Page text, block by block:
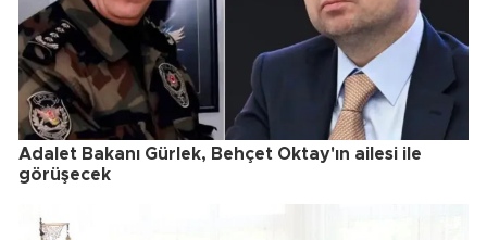
Adalet Bakanı Gürlek, Behçet Oktay'ın ailesi ile
görüşecek